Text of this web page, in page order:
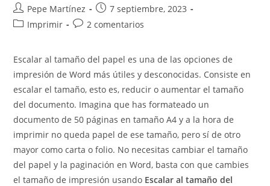
Autor
de
Pepe Martínez
Publicación
de
7 septiembre, 2023
Categoría
entrada:
Imprimir
Comentarios
entrada:
2 comentarios
Escalar al tamaño del papel es una de las opciones de
impresión de Word más útiles y desconocidas. Consiste en
escalar el tamaño, esto es, reducir o aumentar el tamaño
del documento. Imagina que has formateado un
documento de 50 páginas en tamaño A4 y a la hora de
imprimir no queda papel de ese tamaño, pero sí de otro
mayor como carta o folio. No necesitas cambiar el tamaño
del papel y la paginación en Word, basta con que cambies
el tamaño de impresión usando Escalar al tamaño del